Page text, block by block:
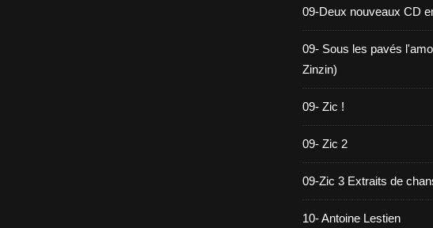
09-Deux nouveaux CD
09- Sous les pavés
Zinzin)
09- Zic !
09- Zic 2
09-Zic 3 Extraits de
10- Antoine Lestien